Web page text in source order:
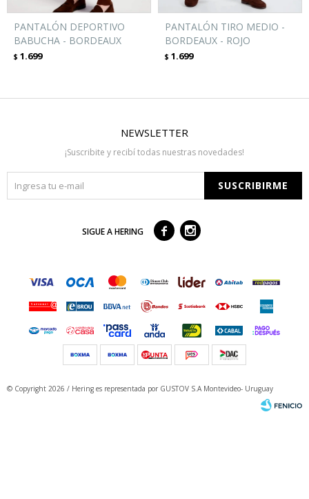
PANTALÓN DEPORTIVO
BABUCHA - BORDEAUX
$ 1.699
PANTALÓN TIRO MEDIO -
BORDEAUX - ROJO
$ 1.699
NEWSLETTER
¡Suscribite y recibí todas nuestras novedades!
SUSCRIBIRME
SIGUE A HERING  
© Copyright 2026 / Hering es representada por GUSTOV S.A Montevideo- Uruguay